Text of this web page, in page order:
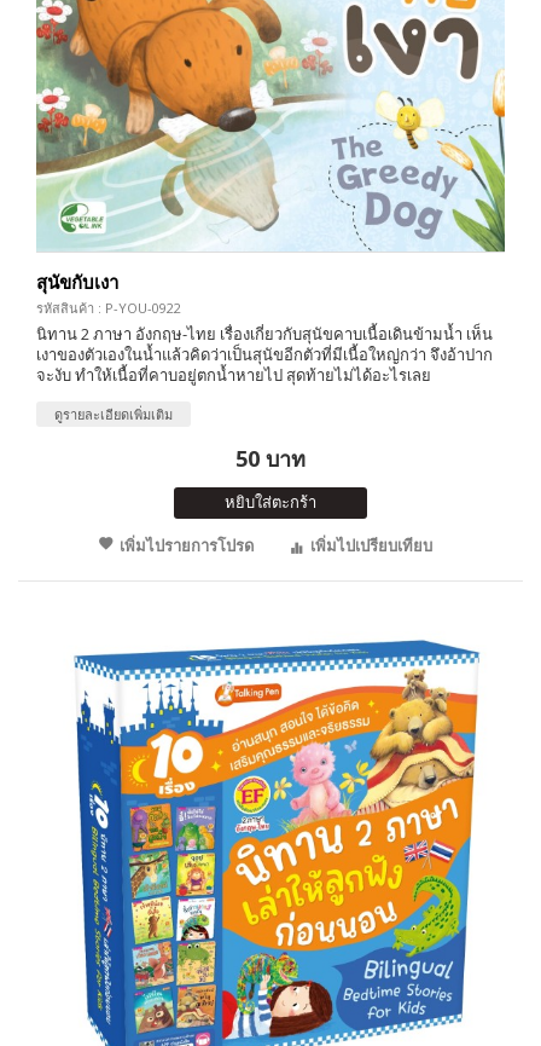
สุนัขกับเงา
รหัสสินค้า : P-YOU-0922
นิทาน 2 ภาษา อังกฤษ-ไทย เรื่องเกี่ยวกับสุนัขคาบเนื้อเดินข้ามน้ำ เห็น
เงาของตัวเองในน้ำแล้วคิดว่าเป็นสุนัขอีกตัวที่มีเนื้อใหญ่กว่า จึงอ้าปาก
จะงับ ทำให้เนื้อที่คาบอยู่ตกน้ำหายไป สุดท้ายไม่ได้อะไรเลย
ดูรายละเอียดเพิ่มเติม
50 บาท
หยิบใส่ตะกร้า
เพิ่มไปรายการโปรด
เพิ่มไปเปรียบเทียบ